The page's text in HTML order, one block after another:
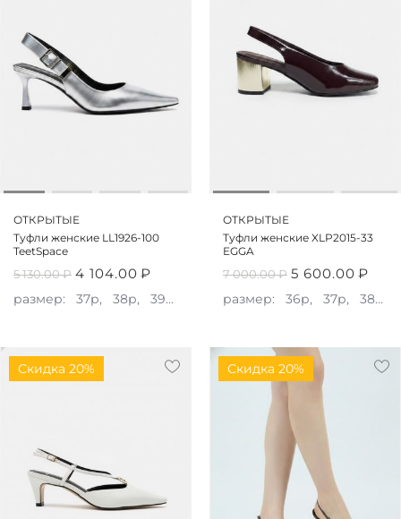
ОТКРЫТЫЕ
Туфли женские LL1926-100
TeetSpace
5 130.00₽ 4 104.00 ₽
размер: 37р, 38р, 39р,
ОТКРЫТЫЕ
Туфли женские XLP2015-33
EGGA
7 000.00₽ 5 600.00 ₽
размер: 36р, 37р, 38р,
Скидка 20% Скидка 20%